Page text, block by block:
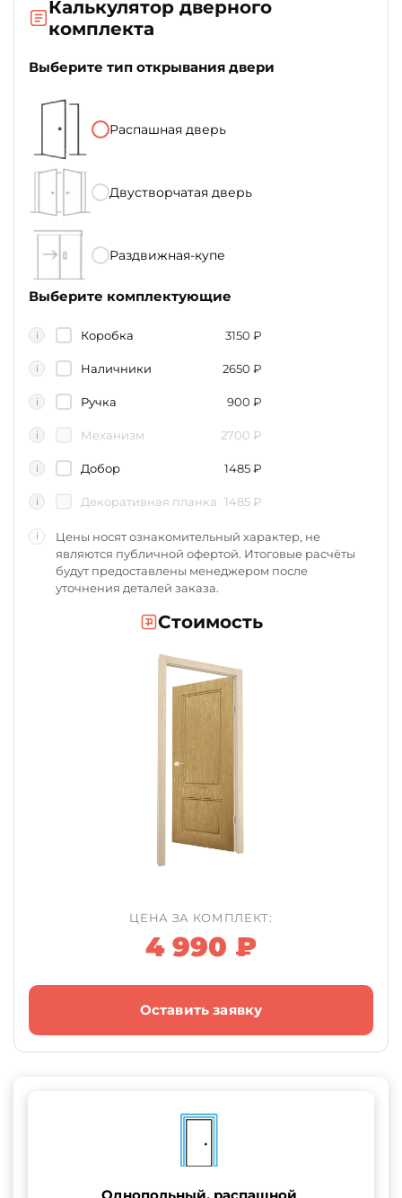
Калькулятор дверного
комплекта
Выберите тип открывания двери
Распашная дверь
Двустворчатая дверь
Раздвижная-купе
Выберите комплектующие
i Коробка 3150 ₽
i Наличники 2650 ₽
i Ручка 900 ₽
i Механизм 2700 ₽
i Добор 1485₽
i Декоративная планка 1485 ₽
i
Цены носят ознакомительный характер, не
являются публичной офертой. Итоговые расчёты
будут предоставлены менеджером после
уточнения деталей заказа.
Стоимость
ЦЕНА ЗА КОМПЛЕКТ:
4 990 ₽
Оставить заявку
Однопольный, распашной